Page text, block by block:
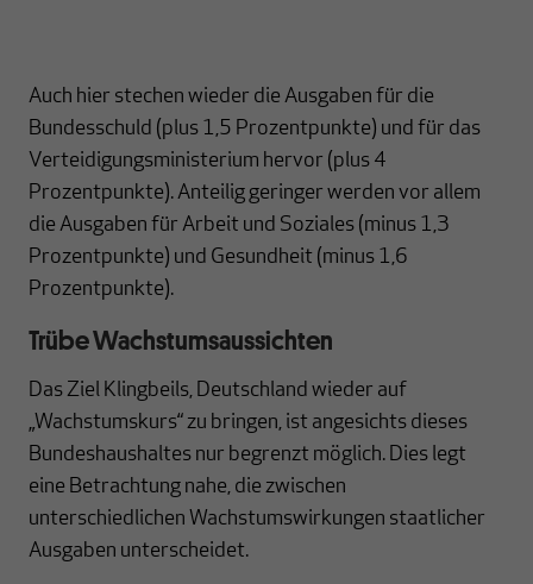
Auch hier stechen wieder die Ausgaben für die
Bundesschuld (plus 1,5 Prozentpunkte) und für das
Verteidigungsministerium hervor (plus 4
Prozentpunkte). Anteilig geringer werden vor allem
die Ausgaben für Arbeit und Soziales (minus 1,3
Prozentpunkte) und Gesundheit (minus 1,6
Prozentpunkte).
Trübe Wachstumsaussichten
Das Ziel Klingbeils, Deutschland wieder auf
„Wachstumskurs“ zu bringen, ist angesichts dieses
Bundeshaushaltes nur begrenzt möglich. Dies legt
eine Betrachtung nahe, die zwischen
unterschiedlichen Wachstumswirkungen staatlicher
Ausgaben unterscheidet.